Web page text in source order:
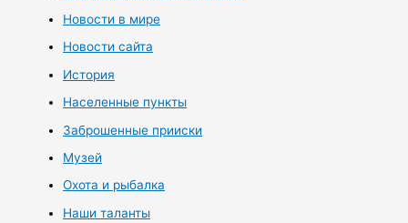
Новости в мире
Новости сайта
История
Населенные пункты
Заброшенные прииски
Музей
Охота и рыбалка
Наши таланты